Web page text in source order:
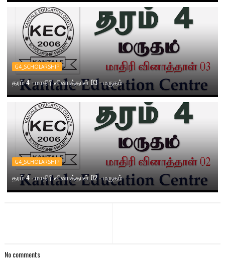
G4_SCHOLARSHIP
தரம் 4 - மாதிரி வினாத்தாள் 03 - மருதம்
G4_SCHOLARSHIP
தரம் 4 - மாதிரி வினாத்தாள் 02 - மருதம்
No comments